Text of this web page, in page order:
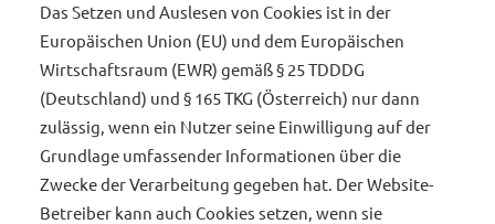
Das Setzen und Auslesen von Cookies ist in der
Europäischen Union (EU) und dem Europäischen
Wirtschaftsraum (EWR) gemäß § 25 TDDDG
(Deutschland) und § 165 TKG (Österreich) nur dann
zulässig, wenn ein Nutzer seine Einwilligung auf der
Grundlage umfassender Informationen über die
Zwecke der Verarbeitung gegeben hat. Der Website-
Betreiber kann auch Cookies setzen, wenn sie